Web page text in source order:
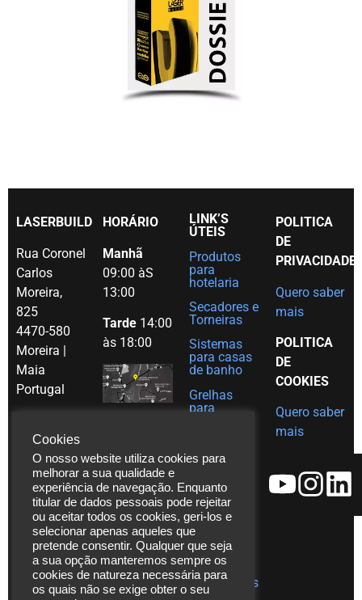
LASERBUILD
Rua Coronel
Carlos
Moreira,
825
4470-580
Moreira |
Maia
Portugal
229 480
271
Fax. (+351)
229 480
272
*chamada
para rede
fixa
nacional
HORÁRIO
Manhã
09:00 àS
13:00
Tarde 14:00
às 18:00
LINK’S
ÚTEIS
Produtos
para
hotelaria
Secadores e
Torneiras
Sistemas
para casas
de banho
Grelhas
para
Ajudas
Catálogos
Vídeos
Assistência
Técnica
Publicações
POLITICA
DE
PRIVACIDADE
Quero saber
mais
POLITICA
DE
COOKIES
Quero saber
mais
Cookies
O nosso website utiliza cookies para
melhorar a sua qualidade e
experiência de navegação. Enquanto
titular de dados pessoais pode rejeitar
ou aceitar todos os cookies, geri-los e
selecionar apenas aqueles que
pretende consentir. Qualquer que seja
a sua opção manteremos sempre os
cookies de natureza necessária para
os quais não se exige obter o seu